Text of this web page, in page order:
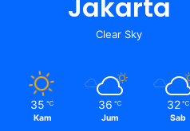
Jakarta
Clear Sky
35 ℃
Kam
36 ℃
Jum
32 ℃
Sab